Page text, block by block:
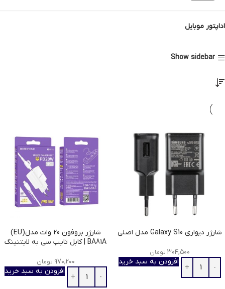
اداپتور موبایل
Show sidebar
شارژر دیواری Galaxy S10 مدل اصلی
۳۰۴,۵۰۰ تومان
افزودن به سبد خرید
شارژر بروفون 20 وات مدل(EU)
BA81A | کابل تایپ سی به لایتنینگ
۹۷۰,۲۰۰ تومان
افزودن به سبد خرید